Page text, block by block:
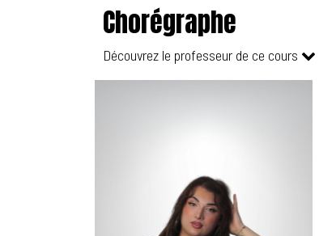
Chorégraphe
Découvrez le professeur de ce cours